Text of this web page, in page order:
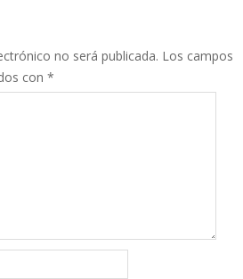
no será publicada. Los campos
con *